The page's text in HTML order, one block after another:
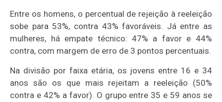
Entre os homens, o percentual de rejeição à reeleição
sobe para 53%, contra 43% favoráveis. Já entre as
mulheres, há empate técnico: 47% a favor e 44%
contra, com margem de erro de 3 pontos percentuais.
Na divisão por faixa etária, os jovens entre 16 e 34
anos são os que mais rejeitam a reeleição (50%
contra e 42% a favor). O grupo entre 35 e 59 anos se